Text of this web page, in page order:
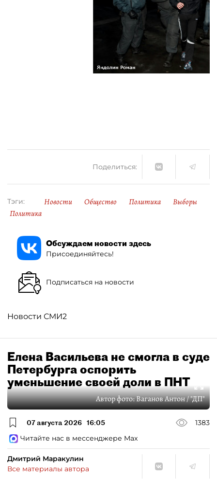
Поделиться:
Тэги: Новости Общество Политика
Выборы
Политика
Обсуждаем новости здесь
Присоединяйтесь!
Подписаться на новости
Новости СМИ2
Елена Васильева не смогла в суде
Петербурга оспорить
уменьшение своей доли в ПНТ
Автор фото:Ваганов Антон / "ДП"
07 августа 2026 16:05
1383
Читайте нас в мессенджере Max
Дмитрий Маракулин
Все материалы автора